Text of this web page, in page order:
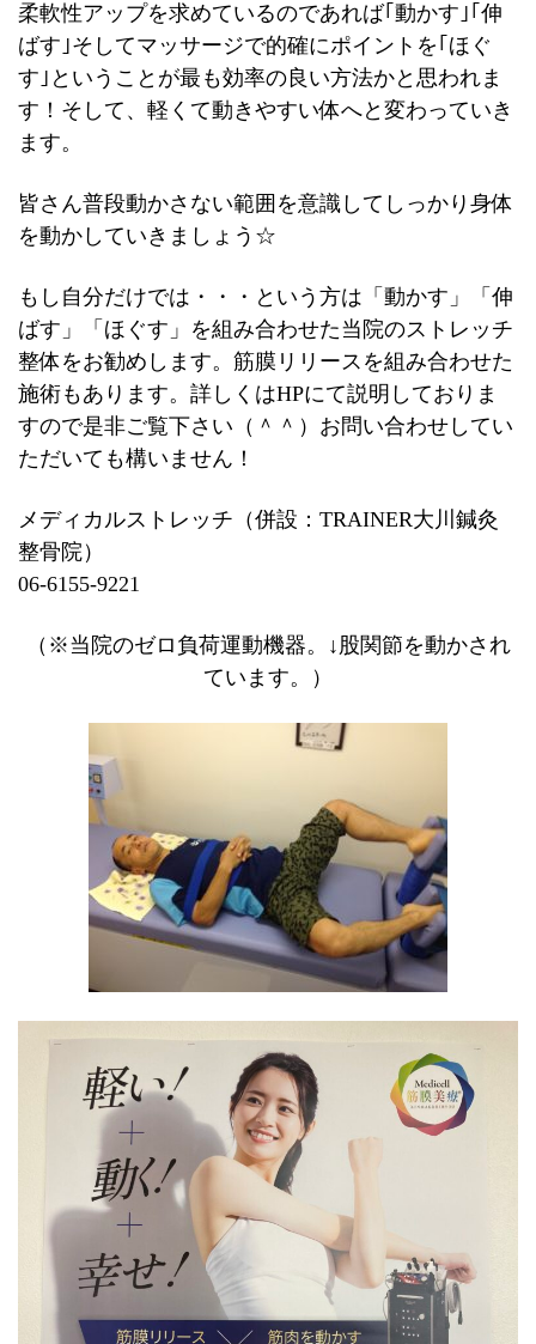
柔軟性アップを求めているのであれば｢動かす｣｢伸
ばす｣そしてマッサージで的確にポイントを｢ほぐ
す｣ということが最も効率の良い方法かと思われま
す！そして、軽くて動きやすい体へと変わっていき
ます。
皆さん普段動かさない範囲を意識してしっかり身体
を動かしていきましょう☆
もし自分だけでは・・・という方は「動かす」「伸
ばす」「ほぐす」を組み合わせた当院のストレッチ
整体をお勧めします。筋膜リリースを組み合わせた
施術もあります。詳しくはHPにて説明しておりま
すので是非ご覧下さい（＾＾）お問い合わせしてい
ただいても構いません！
メディカルストレッチ（併設：TRAINER大川鍼灸
整骨院）
06-6155-9221
（※当院のゼロ負荷運動機器。↓股関節を動かされ
ています。）